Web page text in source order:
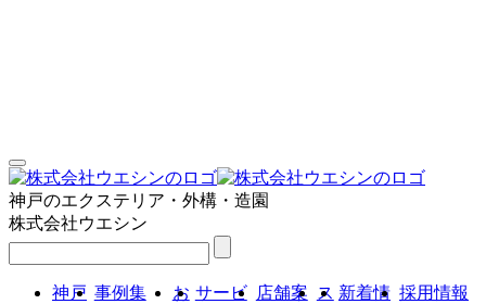
神戸のエクステリア・外構・造園
株式会社ウエシン
神戸 事例集
お サービ
店舗案
ス 新着情 採用情報